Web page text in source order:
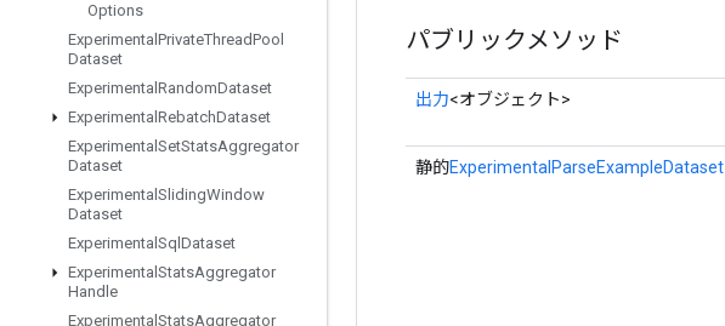
Options
Experimental PrivateThreadPool
Dataset
Experimental RandomDataset
Experimental RebatchDataset
Experimental SetStatsAggregator
Dataset
Experimental SlidingWindow
Dataset
Experimental Sql Dataset
Experimental StatsAggregator
Handle
Experimental StatsAggregator
パブリックメソッド
出力<オブジェクト>
静的ExperimentalParseExampleDataset